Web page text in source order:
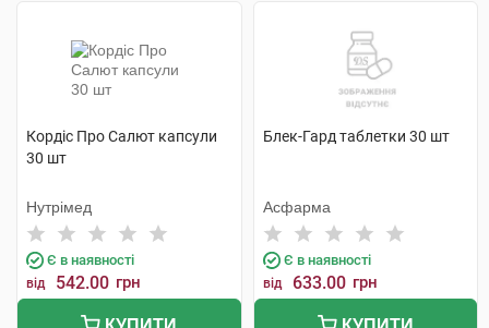
Кордіс Про Салют капсули
30 шт
Нутрімед
Є в наявності
від 542.00 грн
Блек-Гард таблетки 30 шт
Асфарма
Є в наявності
від 633.00 грн